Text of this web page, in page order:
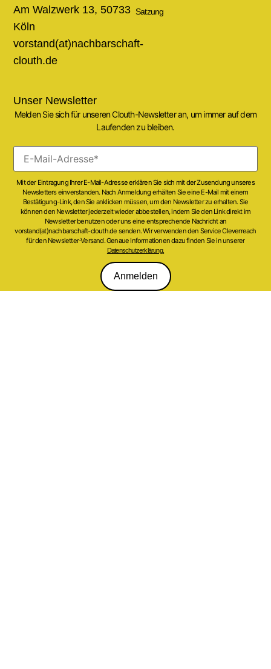
Satzung
Am Walzwerk 13, 50733
Köln
vorstand(at)nachbarschaft-
clouth.de
Unser Newsletter
Melden Sie sich für unseren Clouth-Newsletter an, um immer auf dem
Laufenden zu bleiben.
Mit der Eintragung Ihrer E-Mail-Adresse erklären Sie sich mit der Zusendung unseres
Newsletters einverstanden. Nach Anmeldung erhälten Sie eine E-Mail mit einem
Bestätigung-Link, den Sie anklicken müssen, um den Newsletter zu erhalten. Sie
können den Newsletter jederzeit wieder abbestellen, indem Sie den Link direkt im
Newsletter benutzen oder uns eine entsprechende Nachricht an
vorstand(at)nachbarschaft-clouth.de senden. Wir verwenden den Service Cleverreach
für den Newsletter-Versand. Genaue Informationen dazu finden Sie in unserer
Datenschutzerklärung.
Anmelden